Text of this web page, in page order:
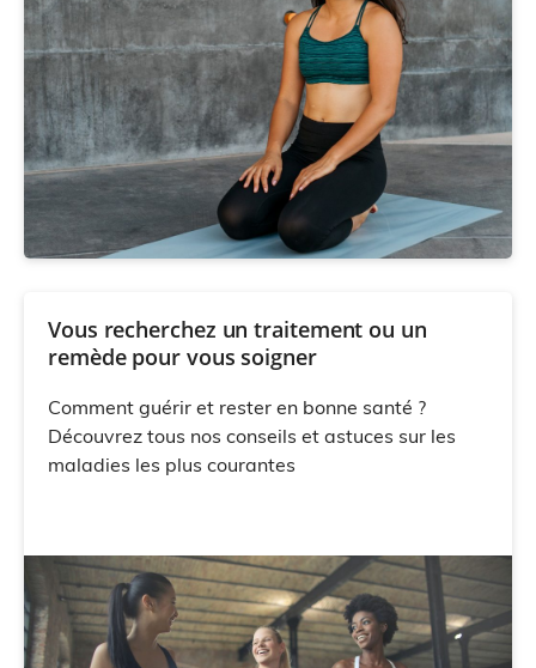
Vous recherchez un traitement ou un
remède pour vous soigner
Comment guérir et rester en bonne santé ?
Découvrez tous nos conseils et astuces sur les
maladies les plus courantes